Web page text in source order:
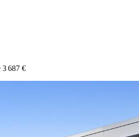
3 687 €